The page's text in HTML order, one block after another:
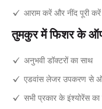
आराम करें और नींद पूरी
तुमकुर में फिशर के
अनुभवी डॉक्टरों का साथ
एडवांस लेजर उपकरण से
सभी प्रकार के इंश्योरेंस का